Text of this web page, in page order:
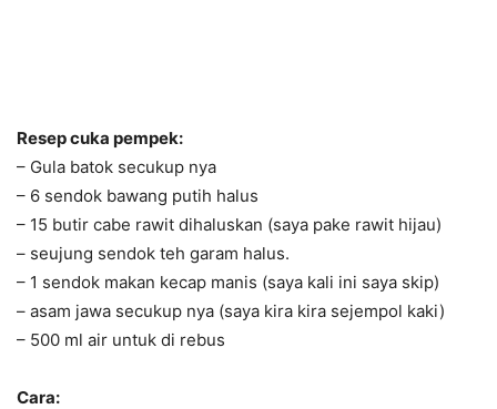
Resep cuka pempek:
– Gula batok secukup nya
– 6 sendok bawang putih halus
– 15 butir cabe rawit dihaluskan (saya pake rawit hijau)
– seujung sendok teh garam halus.
– 1 sendok makan kecap manis (saya kali ini saya skip)
– asam jawa secukup nya (saya kira kira sejempol kaki)
– 500 ml air untuk di rebus
Cara: